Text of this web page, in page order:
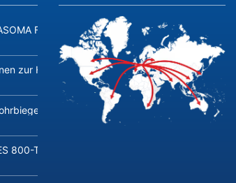
FZS 3200 (Baujahr 2014, Siemens 840D sl)
zur Herstellung und Verarbeitung von
transfluid DB 642-CNC-R/L zu
800-Tonnen Hydraulikpresse kaufen